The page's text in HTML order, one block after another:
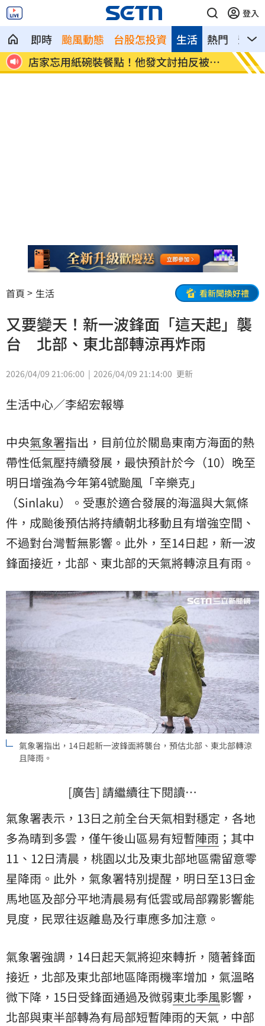
登入
即時 颱風動態 台股怎投資 熱門 影音
生活
哭
店家忘用紙碗裝餐點！他發文討拍反被打
臉
新／
中
首頁 生活 看新聞換好禮
又要變天！新一波鋒面「這天起」襲
台 北部、東北部轉涼再炸雨
2026/04/09 21:06:00 2026/04/09 21:14:00 更新
生活中心／李紹宏報導
中央氣象署指出，目前位於關島東南方海面的熱
帶性低氣壓持續發展，最快預計於今（10）晚至
明日增強為今年第4號颱風「辛樂克」
（Sinlaku）。受惠於適合發展的海溫與大氣條
件，成颱後預估將持續朝北移動且有增強空間、
不過對台灣暫無影響。此外，至14日起，新一波
鋒面接近，北部、東北部的天氣將轉涼且有雨。
氣象署指出，14日起新一波鋒面將襲台，預估北部、東北部轉涼
且降雨。
[廣告] 請繼續往下閱讀…
氣象署表示，13日之前全台天氣相對穩定，各地
多為晴到多雲，僅午後山區易有短暫陣雨 ；其中
11、12日清晨，桃園以北及東北部地區需留意零
星降雨。此外，氣象署特別提醒，明日至13日金
馬地區及部分平地清晨易有低雲或局部霧影響能
見度，民眾往返離島及行車應多加注意。
氣象署強調，14日起天氣將迎來轉折，隨著鋒面
接近，北部及東北部地區降雨機率增加，氣溫略
微下降，15日受鋒面通過及微弱東北季風影響，
北部與東半部轉為有局部短暫陣雨的天氣，中部